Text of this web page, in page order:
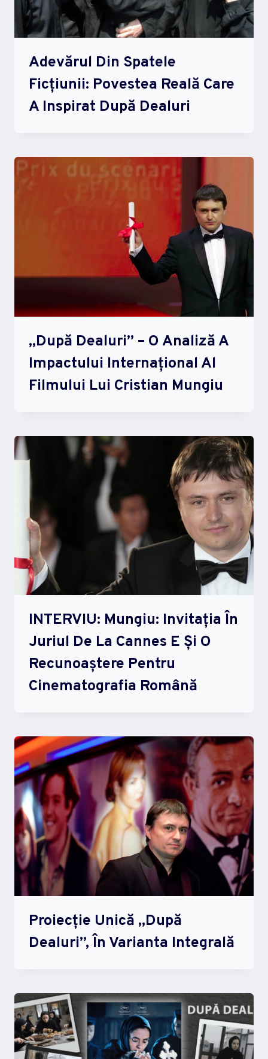
Adevărul Din Spatele
Ficțiunii: Povestea Reală Care
A Inspirat După Dealuri
„După Dealuri” – O Analiză A
Impactului Internațional Al
Filmului Lui Cristian Mungiu
INTERVIU: Mungiu: Invitaţia În
Juriul De La Cannes E Şi O
Recunoaştere Pentru
Cinematografia Română
Proiecție Unică „După
Dealuri”, În Varianta Integrală